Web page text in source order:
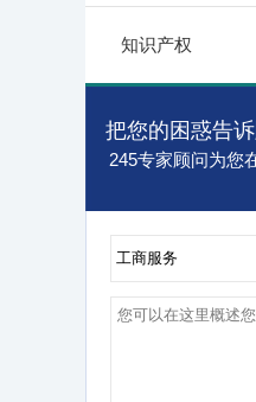
知识产权
把您的困惑告
245专家顾问为您